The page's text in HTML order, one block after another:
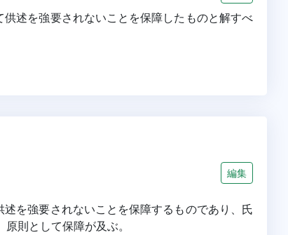
述を強要されないことを保障したものと解すべ
編集
を強要されないことを保障するものであり、氏
則として保障が及ぶ。